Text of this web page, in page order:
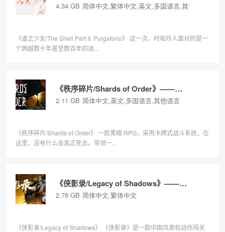
4.34 GB 简体中文,繁体中文,英文,多国语言,其他语言
《虚之少女/The Shell Part II: Purgatorio》 这一次，时坂玲人面对的是一
个跨越数十年甚至数百年的谜...
《秩序碎片/Shards of Order》——简体中文免安装解压即玩版
2.11 GB 简体中文,英文,多国语言,其他语言
《秩序碎片/Shards of Order》 一款黑暗 RPG，采用卡牌式战斗系统，在
这里，没有什么会真正死去。带领一...
《侠影录/Legacy of Shadows》——简体中文免安装解压即玩版
2.78 GB 简体中文,繁体中文
《侠影录/Legacy of Shadows》 《侠影录》是一款中国风单机动作闯关